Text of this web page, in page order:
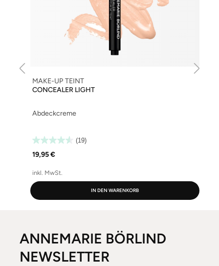
MAKE-UP TEINT
CONCEALER LIGHT
Abdeckcreme
(19)
19,95 €
inkl. MwSt.
IN DEN WARENKORB
ANNEMARIE BÖRLIND
NEWSLETTER